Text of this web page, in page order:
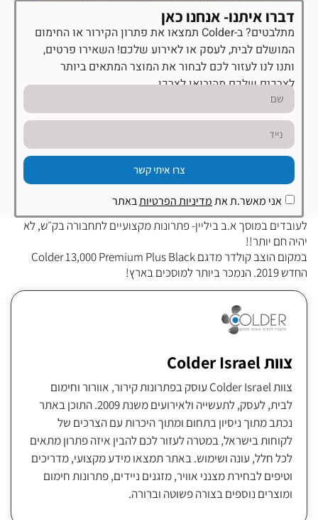
דברו איתנו- אנחנו כאן
מתלבטים? ב-Colder תמצאו את פתרון הקירור או החימום
המושלם לבית, לעסק או לאירוע שלכם! השאירו פרטים,
ותנו לנו לעזור לכם לבחור את המוצר המתאים ביותר
לצרכים שלכם מהיבואן לצרכן.
אני מאשר.ת אתמדיניות הפרטיותבאתר
צרו איתי קשר
לעובדים במוסך א.ב ביליין- פתרונות מקצועיים לתחבורה בק״ש, לא
יהיה חם יותר!!
במקום הוצב קולדר מדגם Colder 13,000 Premium Plus Black
החדש 2019. הנמכר ביותר למוסכים בארץ!
צוות Colder Israel
צוות Colder Israel עוסק בפתרונות קירור, אוורור וחימום
לבית, לעסק, לתעשייה ולאירועים משנת 2009. התוכן באתר
נכתב מתוך ניסיון בתחום ומתוך היכרות עם הצרכים של
לקוחות בישראל, במטרה לעזור לכם להבין איזה פתרון מתאים
לכל חלל, עונה ושימוש. באתר תמצאו מידע מקצועי, מדריכים
וטיפים לבחירת מצנני אוויר, מזגנים ניידים, פתרונות חימום
ומוצרים נוספים בצורה פשוטה וברורה.